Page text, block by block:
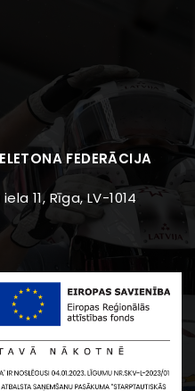
FEDERĀCIJA
11, Rīga, LV-1014